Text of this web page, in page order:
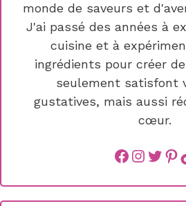
monde de saveurs et
J'ai passé des années à
cuisine et à
ingrédients pour créer
seulement satisfont
gustatives, mais aussi
cœur.